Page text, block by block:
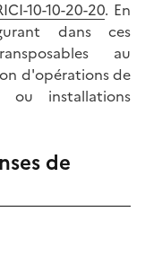
10-10-20-20. En
dans ces
au
d'opérations de
ou installations
de